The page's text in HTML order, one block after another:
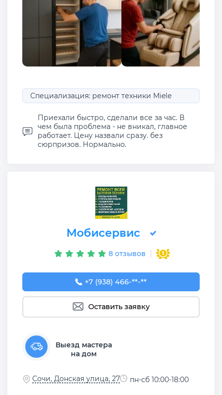
Специализация: ремонт техники Miele
Приехали быстро, сделали все за час. В
чем была проблема - не вникал, главное
работает. Цену назвали сразу. без
сюрпризов. Нормально.
Мобисервис
8 отзывов
+7 (938) 466-06-36
+7 (938) 466-**-**
Оставить заявку
Выезд мастера
на дом
Сочи, Донская улица, 27 пн-сб 10:00-18:00